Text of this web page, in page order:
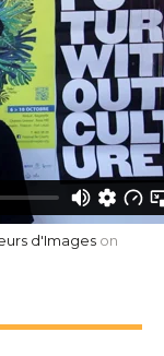
d'Images on